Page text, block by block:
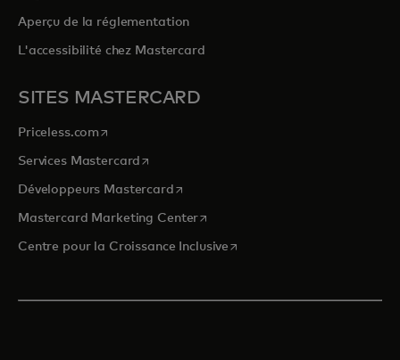
Aperçu de la réglementation
L'accessibilité chez Mastercard
SITES MASTERCARD
Priceless.com s’ouvre dans un nouvel onglet
Services Mastercard s’ouvre dans un nouvel onglet
Développeurs Mastercards’ouvre dans un nouvel onglet
Mastercard Marketing Centers’ouvre dans un nouvel onglet
Centre pour la Croissance Inclusive s’ouvre dans un nouvel